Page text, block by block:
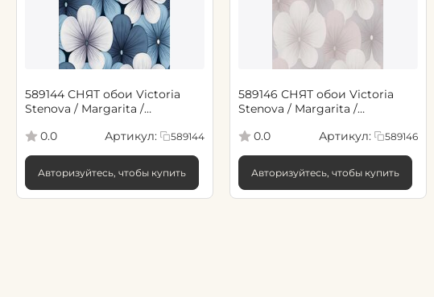
589144 СНЯТ обои Victoria
Stenova / Margarita /
0.0
Артикул: 589144
Авторизуйтесь, чтобы купить
589146 СНЯТ обои Victoria
Stenova / Margarita /
0.0
Артикул: 589146
Авторизуйтесь, чтобы купить